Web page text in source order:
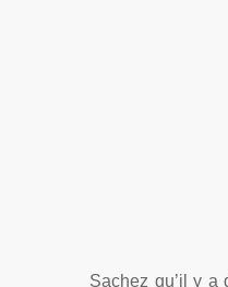
Sachez qu’il y a